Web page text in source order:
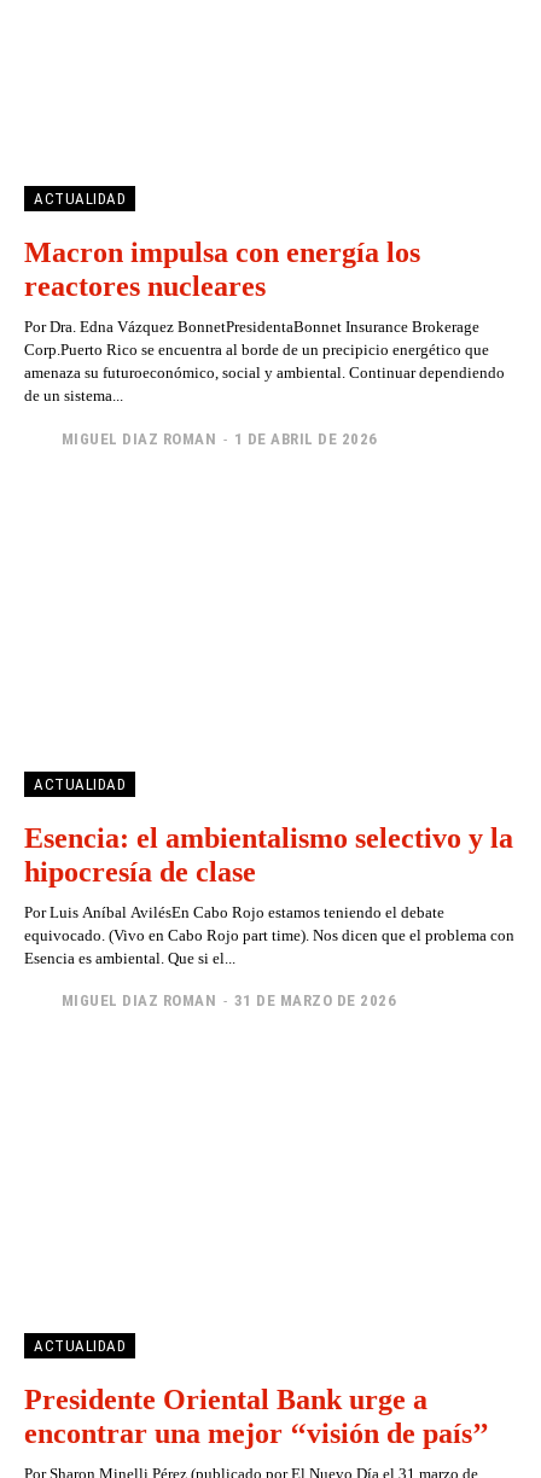
ACTUALIDAD
Macron impulsa con energía los
reactores nucleares
Por Dra. Edna Vázquez BonnetPresidentaBonnet Insurance Brokerage
Corp.Puerto Rico se encuentra al borde de un precipicio energético que
amenaza su futuroeconómico, social y ambiental. Continuar dependiendo
de un sistema...
MIGUEL DIAZ ROMAN - 1 DE ABRIL DE 2026
ACTUALIDAD
Esencia: el ambientalismo selectivo y la
hipocresía de clase
Por Luis Aníbal AvilésEn Cabo Rojo estamos teniendo el debate
equivocado. (Vivo en Cabo Rojo part time). Nos dicen que el problema con
Esencia es ambiental. Que si el...
MIGUEL DIAZ ROMAN - 31 DE MARZO DE 2026
ACTUALIDAD
Presidente Oriental Bank urge a
encontrar una mejor ‘‘visión de país’’
Por Sharon Minelli Pérez (publicado por El Nuevo Día el 31 marzo de